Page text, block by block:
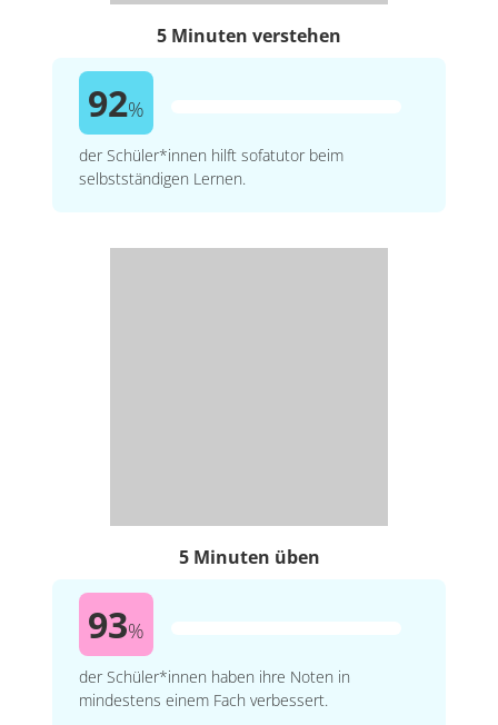
5 Minuten verstehen
92%
der Schüler*innen hilft sofatutor beim
selbstständigen Lernen.
5 Minuten üben
93%
der Schüler*innen haben ihre Noten in
mindestens einem Fach verbessert.